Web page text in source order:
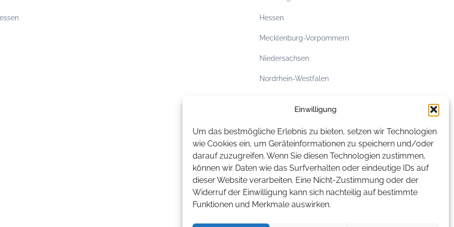
Einwilligung
Um das bestmögliche Erlebnis zu bieten, setzen wir Technologien
wie Cookies ein, um Geräteinformationen zu speichern und/oder
darauf zuzugreifen. Wenn Sie diesen Technologien zustimmen,
können wir Daten wie das Surfverhalten oder eindeutige IDs auf
dieser Website verarbeiten. Eine Nicht-Zustimmung oder der
Widerruf der Einwilligung kann sich nachteilig auf bestimmte
Funktionen und Merkmale auswirken.
Hessen
Mecklenburg-Vorpommern
Niedersachsen
Nordrhein-Westfalen
Sachsen
Sachsen-Anhalt
Schleswig-Holstein
Thüringen